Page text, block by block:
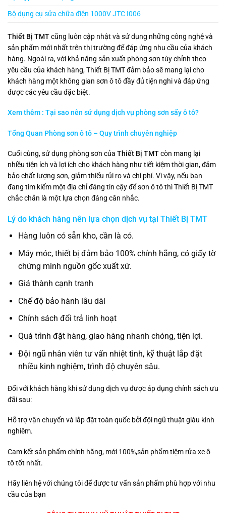
Bộ dụng cụ sửa chữa điện 1000V JTC I006
Thiết Bị TMTcũng luôn cập nhật và sử dụng những công nghệ và
sản phẩm mới nhất trên thị trường để đáp ứng nhu cầu của khách
hàng. Ngoài ra, với khả năng sản xuất phòng sơn tùy chỉnh theo
yêu cầu của khách hàng, Thiết Bị TMT đảm bảo sẽ mang lại cho
khách hàng một không gian sơn ô tô đầy đủ tiện nghi và đáp ứng
được các yêu cầu đặc biệt.
Xem thêm : Tại sao nên sử dụng dịch vụ phòng sơn sấy ô tô?
Tổng Quan Phòng sơn ô tô – Quy trình chuyên nghiệp
Cuối cùng, sử dụng phòng sơn của Thiết Bị TMTcòn mang lại
nhiều tiện ích và lợi ích cho khách hàng như tiết kiệm thời gian, đảm
bảo chất lượng sơn, giảm thiểu rủi ro và chi phí. Vì vậy, nếu bạn
đang tìm kiếm một địa chỉ đáng tin cậy để sơn ô tô thì Thiết Bị TMT
chắc chắn là một lựa chọn đáng cân nhắc.
Lý do khách hàng nên lựa chọn dịch vụ tại Thiết Bị TMT
Hàng luôn có sẵn kho, cần là có.
Máy móc, thiết bị đảm bảo 100% chính hãng, có giấy tờ
chứng minh nguồn gốc xuất xứ.
Giá thành cạnh tranh
Chế độ bảo hành lâu dài
Chính sách đổi trả linh hoạt
Quá trình đặt hàng, giao hàng nhanh chóng, tiện lợi.
Đội ngũ nhân viên tư vấn nhiệt tình, kỹ thuật lắp đặt
nhiều kinh nghiệm, trình độ chuyên sâu.
Đối với khách hàng khi sử dụng dịch vụ được áp dụng chính sách ưu
đãi sau:
Hỗ trợ vận chuyển và lắp đặt toàn quốc bởi đội ngũ thuật giàu kinh
nghiêm.
Cam kết sản phẩm chính hãng, mới 100%,sản phẩm tiệm rửa xe ô
tô tốt nhất.
Hãy liên hệ với chúng tôi để được tư vấn sản phẩm phù hợp với nhu
cầu của bạn